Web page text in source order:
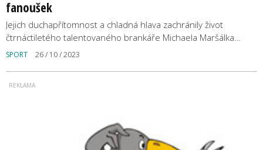
fanoušek
Jejich duchapřítomnost a chladná hlava zachránily život
čtrnáctiletého talentovaného brankáře Michaela Maršálka…
SPORT 26 / 10 / 2023